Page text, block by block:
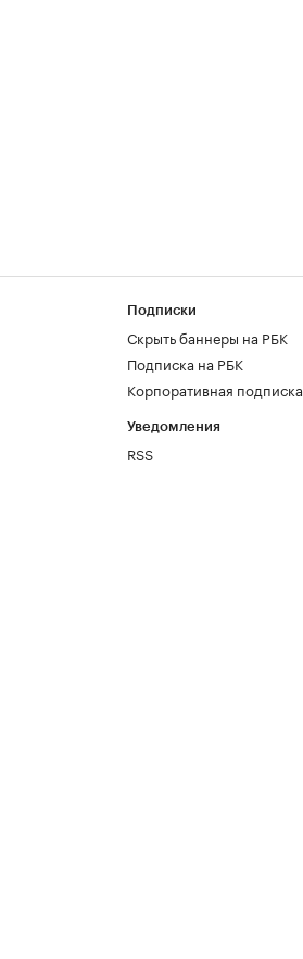
Подписки
Скрыть баннеры на РБК
Подписка на РБК
Корпоративная подписка
Уведомления
RSS